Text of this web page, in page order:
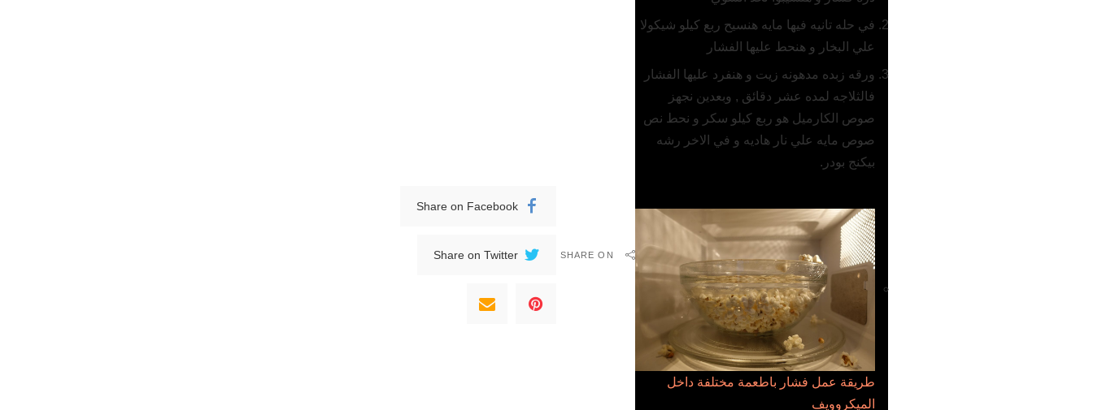
في حله تانيه فيها مايه هنسيح ربع كيلو شيكولا
علي البخار و هنحط عليها الفشار
ورقه زبده مدهونه زيت و هنفرد عليها الفشار
فالثلاجه لمده عشر دقائق , وبعدين نجهز
صوص الكارميل هو ربع كيلو سكر و نحط نص
صوص مايه علي نار هاديه و في الاخر رشه
بيكنج بودر.
طريقة عمل فشار باطعمة مختلفة داخل
الميكروويف
SHARE ON
Share on Facebook
Share on Twitter